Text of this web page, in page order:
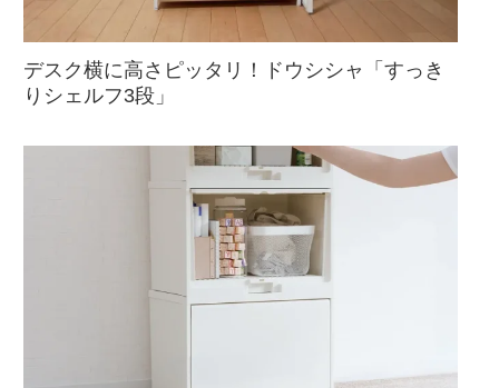
デスク横に高さピッタリ！ドウシシャ「すっき
りシェルフ3段」